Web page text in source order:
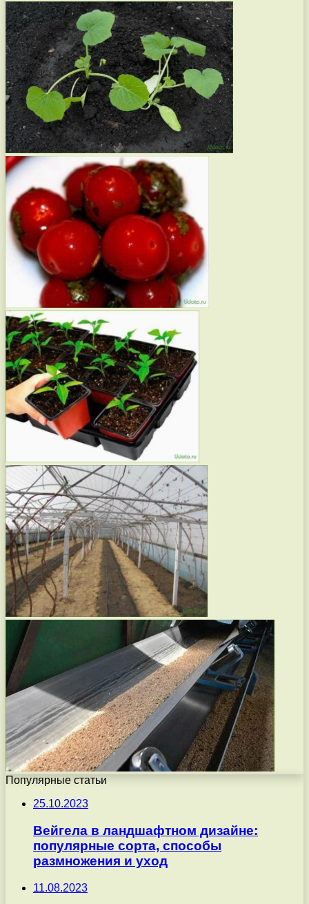
Популярные статьи
25.10.2023
Вейгела в ландшафтном дизайне:
популярные сорта, способы
размножения и уход
11.08.2023